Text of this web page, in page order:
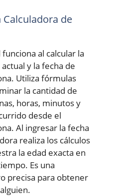
de
al calcular la
y la fecha de
Utiliza fórmulas
la cantidad de
horas, minutos y
desde el
Al ingresar la fecha
realiza los cálculos
la edad exacta en
Es una
precisa para obtener